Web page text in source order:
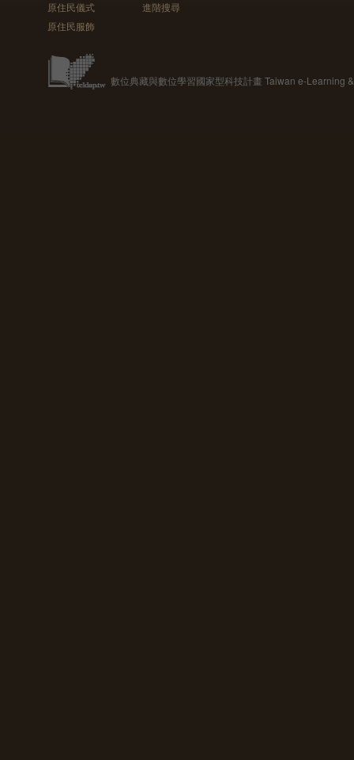
原住民儀式
原住民服飾
進階搜尋
數位典藏與數位學習國家型科技計畫 Taiwan e-Learning